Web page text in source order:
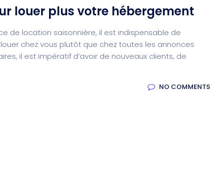
louer plus votre hébergement
de location saisonnière, il est indispensable de
chez vous plutôt que chez toutes les annonces
il est impératif d’avoir de nouveaux clients, de
NO COMMENTS